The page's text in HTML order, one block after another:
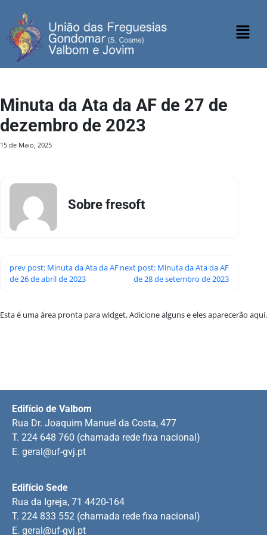
Minuta da Ata da AF de 27 de
dezembro de 2023
15 de Maio, 2025
Sobre fresoft
prev post: Minuta da Ata da AF
de 26 de abril de 2023
next post: Minuta da Ata da AF
de 28 de setembro de 2023
Esta é uma área pronta para widget. Adicione alguns e eles aparecerão aqui.
Edifício Sede
Rua da Igreja, 71 4420-164
T. 224 833 552 (chamada rede fixa nacional)
E. geral@uf-gvj.pt
Edifício de Valbom
Rua Dr. Joaquim Manuel da Costa, 477
T. 224 648 760 (chamada rede fixa nacional)
E. geral@uf-gvj.pt